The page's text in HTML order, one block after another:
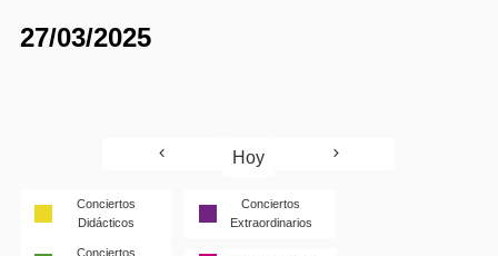
27/03/2025
Hoy
Conciertos
Didácticos
Conciertos
Extraordinarios
Conciertos